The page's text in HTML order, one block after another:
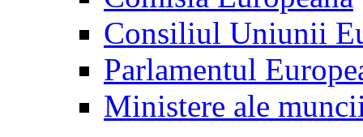
Consiliul Uniunii
Parlamentul
Ministere ale